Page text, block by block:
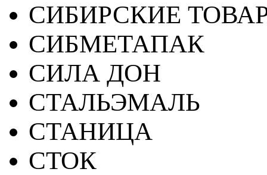
СИБИРСКИЕ
СИБМЕТАПАК
СИЛА ДОН
СТАЛЬЭМАЛЬ
СТАНИЦА
СТОК